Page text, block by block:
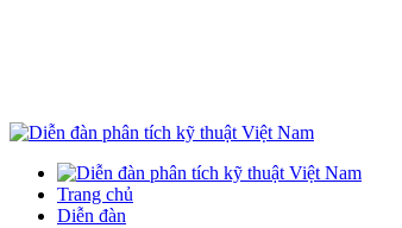
Trang chủ
Diễn đàn